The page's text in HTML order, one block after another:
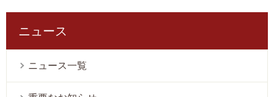
ニュース
ニュース一覧